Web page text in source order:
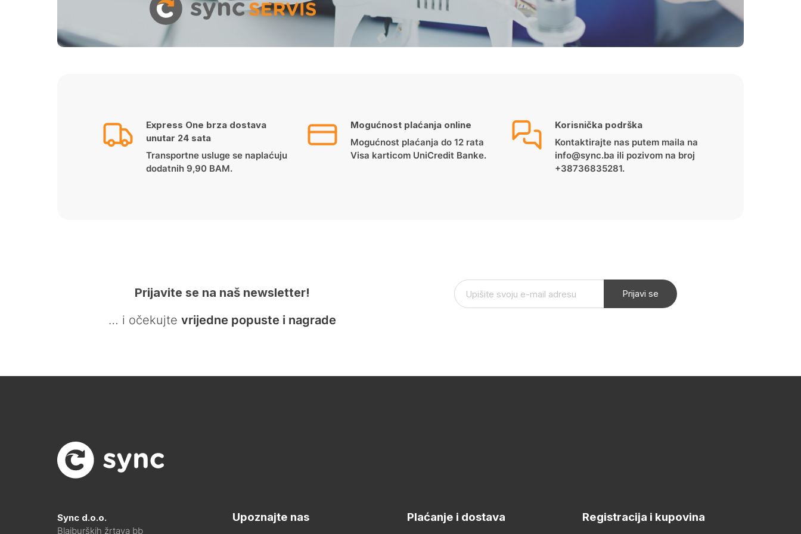
Express One brza dostava
unutar 24 sata
Transportne usluge se naplaćuju
dodatnih 9,90 BAM.
Mogućnost plaćanja online
Mogućnost plaćanja do 12 rata
Visa karticom UniCredit Banke.
Korisnička podrška
Kontaktirajte nas putem maila na
info@sync.ba ili pozivom na broj
+38736835281.
Prijavite se na naš newsletter!
… i očekujte vrijedne popuste i nagrade
Prijavi se
Sync d.o.o.
Blajburških žrtava bb
Upoznajte nas Plaćanje i dostava Registracija i kupovina